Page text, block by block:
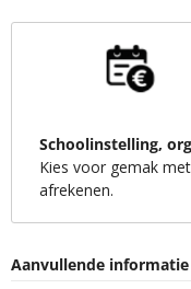
Schoolinstelling,
Kies voor gemak met
afrekenen.
Aanvullende informatie